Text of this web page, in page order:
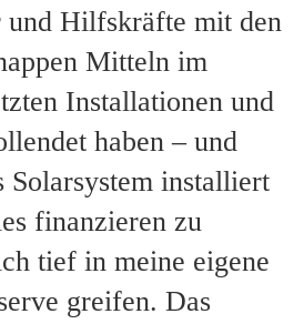
und Hilfskräfte mit den
Mitteln im
Installationen und
haben – und
Solarsystem installiert
finanzieren zu
tief in meine eigene
greifen. Das